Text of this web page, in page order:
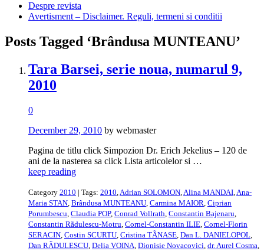
Despre revista
Avertisment – Disclaimer. Reguli, termeni si conditii
Posts Tagged ‘Brândusa MUNTEANU’
Tara Barsei, serie noua, numarul 9,
2010
0
December 29, 2010 by webmaster
Pagina de titlu click Simpozion Dr. Erich Jekelius – 120 de
ani de la nasterea sa click Lista articolelor si …
keep reading
Category 2010 | Tags: 2010,Adrian SOLOMON,Alina MANDAI,Ana-
Maria STAN, Brândusa MUNTEANU, Carmina MAIOR, Ciprian
Porumbescu, Claudia POP, Conrad Vollrath, Constantin Bajenaru,
Constantin Rãdulescu-Motru, Cornel-Constantin ILIE, Cornel-Florin
SERACIN, Costin SCURTU, Cristina TÃNASE, Dan L. DANIELOPOL,
Dan RÃDULESCU, Delia VOINA, Dionisie Novacovici, dr. Aurel Cosma,